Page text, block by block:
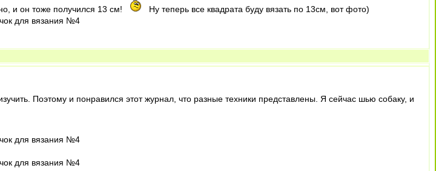
и он тоже получился 13 см! Ну теперь все квадрата буду вязать по 13см, вот фото)
Поэтому и понравился этот журнал, что разные техники представлены. Я сейчас шью собаку, и